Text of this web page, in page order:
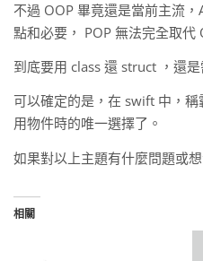
不過 OOP 畢竟還是當前主流
點和必要， POP 無法完全取代
到底要用 class 還 struct ，還
可以確定的是，在 swift 中，
用物件時的唯一選擇了。
如果對以上主題有什麼問題或
相關